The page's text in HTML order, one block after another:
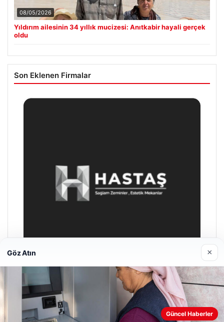
08/05/2026
Yıldırım ailesinin 34 yıllık mucizesi: Anıtkabir hayali gerçek
oldu
Son Eklenen Firmalar
Prenses Night Club
04/29/2026
Göz Atın ×
Güncel Haberler